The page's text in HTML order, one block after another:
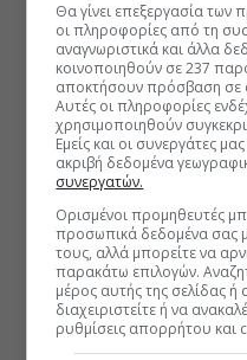
Θα γίνει επεξεργασία των
οι πληροφορίες από τη
αναγνωριστικά και άλλα
κοινοποιηθούν σε 237
αποκτήσουν πρόσβαση σε
Αυτές οι πληροφορίες
χρησιμοποιηθούν
Εμείς και οι συνεργάτες
ακριβή δεδομένα
συνεργατών.
Ορισμένοι προμηθευτές
προσωπικά δεδομένα σας
τους, αλλά μπορείτε να
παρακάτω επιλογών.
μέρος αυτής της σελίδας
διαχειριστείτε ή να
ρυθμίσεις απορρήτου και